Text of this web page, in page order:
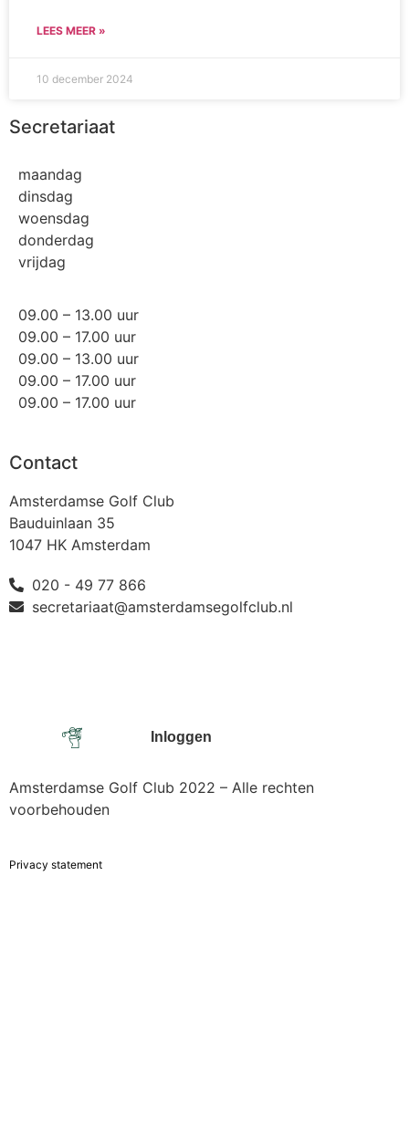
LEES MEER »
10 december 2024
Secretariaat
maandag
dinsdag
woensdag
donderdag
vrijdag
09.00 – 13.00 uur
09.00 – 17.00 uur
09.00 – 13.00 uur
09.00 – 17.00 uur
09.00 – 17.00 uur
Contact
Amsterdamse Golf Club
Bauduinlaan 35
1047 HK Amsterdam
020 - 49 77 866
secretariaat@amsterdamsegolfclub.nl
Inloggen
Amsterdamse Golf Club 2022 – Alle rechten
voorbehouden
Privacy statement